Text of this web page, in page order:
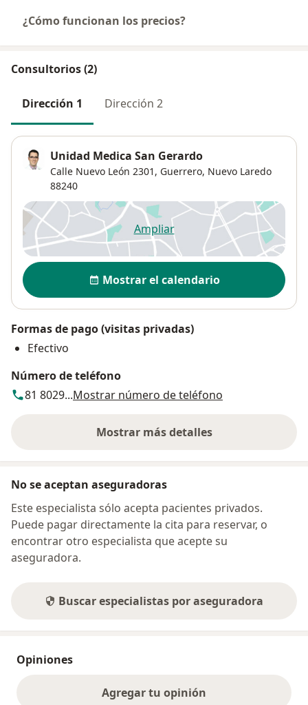
¿Cómo funcionan los precios?
Consultorios (2)
Dirección 1 Dirección 2
Unidad Medica San Gerardo
Calle Nuevo León 2301, Guerrero, Nuevo Laredo
88240
Ampliarse abre en una nueva
Disponibilidad
Mostrar el calendario
Formas de pago (visitas privadas)
Efectivo
Número de teléfono
81 8029...Mostrar número de teléfono
Mostrar más detalles
sobre la dirección
No se aceptan aseguradoras
Este especialista sólo acepta pacientes privados.
Puede pagar directamente la cita para reservar, o
encontrar otro especialista que acepte su
aseguradora.
Buscar especialistas por aseguradora
Opiniones
Agregar tu opinión